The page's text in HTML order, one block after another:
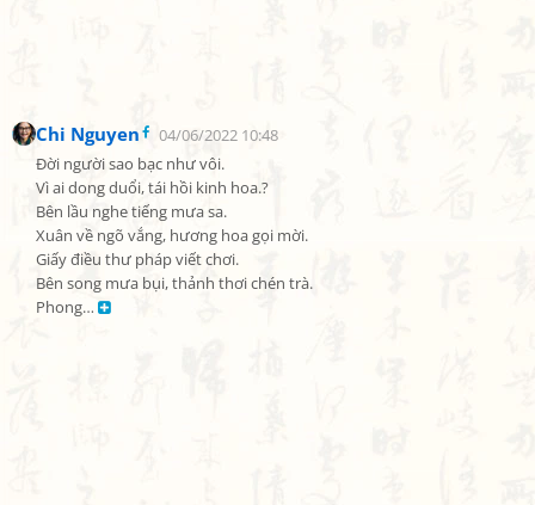
Chi Nguyen
04/06/2022 10:48
Đời người sao bạc như vôi.
Vì ai dong duổi, tái hồi kinh hoa.?
Bên lầu nghe tiếng mưa sa.
Xuân về ngõ vắng, hương hoa gọi mời.
Giấy điều thư pháp viết chơi.
Bên song mưa bụi, thảnh thơi chén trà.
Phong…